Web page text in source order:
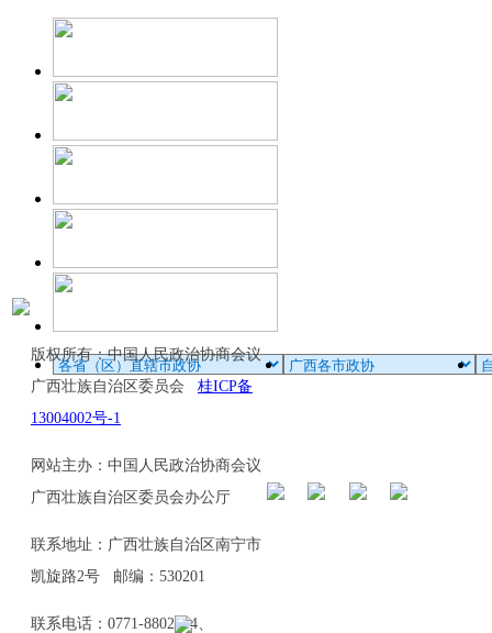
版权所有：中国人民政治协商会议
广西壮族自治区委员会 桂ICP备
13004002号-1
网站主办：中国人民政治协商会议
广西壮族自治区委员会办公厅
联系地址：广西壮族自治区南宁市
凯旋路2号 邮编：530201
联系电话：0771-8802114、